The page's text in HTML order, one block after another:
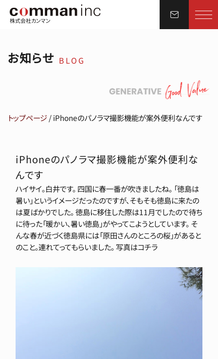
株式会社カンマン
お知らせ BLOG
トップページ/iPhoneのパノラマ撮影機能が案外便利なんです
iPhoneのパノラマ撮影機能が案外便利な
んです
ハイサイ。白井です。 四国に春一番が吹きましたね。 「徳島は
暑い」というイメージだったのですが、そもそも徳島に来たの
は夏ばかりでした。 徳島に移住した際は11月でしたので待ち
に待った「暖かい、暑い徳島」がやってこようとしています。 そ
んな春が近づく徳島県には「原田さんのところの桜」があると
のこと。連れてってもらいました。 写真はコチラ